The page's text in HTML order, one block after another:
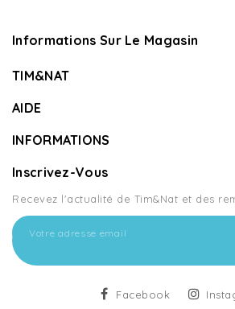
Informations Sur Le Magasin
TIM&NAT
AIDE
INFORMATIONS
Inscrivez-Vous
Recevez l'actualité de Tim&Nat et des
Facebook